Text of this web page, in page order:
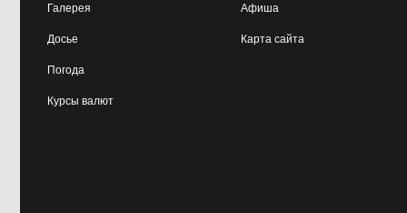
Галерея
Досье
Погода
Курсы валют
Афиша
Карта сайта